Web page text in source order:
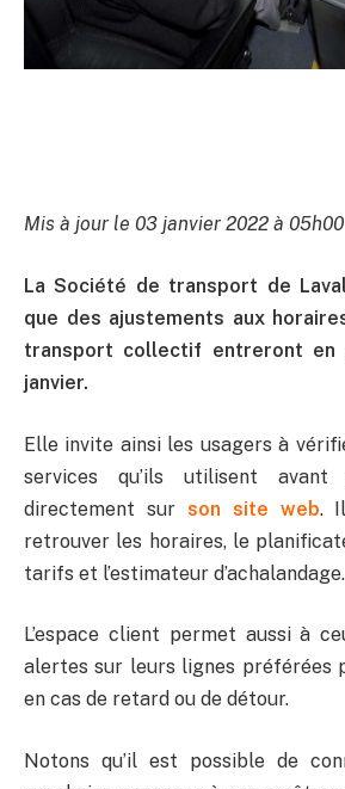
Mis à jour le 03 janvier 2022 à 05h00
La Société de transport de
que des ajustements aux
transport collectif entreront en
janvier.
Elle invite ainsi les usagers à
services qu’ils utilisent
directement sur son site web.
retrouver les horaires, le
tarifs et l’estimateur d’achalandage.
L’espace client permet aussi à
alertes sur leurs lignes préférées
en cas de retard ou de détour.
Notons qu’il est possible de